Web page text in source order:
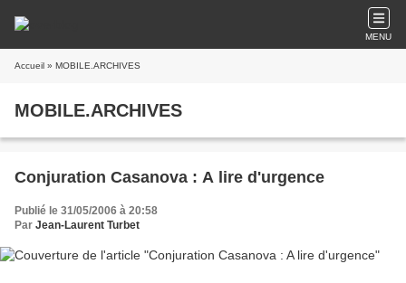
MENU
Accueil » MOBILE.ARCHIVES
MOBILE.ARCHIVES
Conjuration Casanova : A lire d'urgence
Publié le 31/05/2006 à 20:58
Par Jean-Laurent Turbet